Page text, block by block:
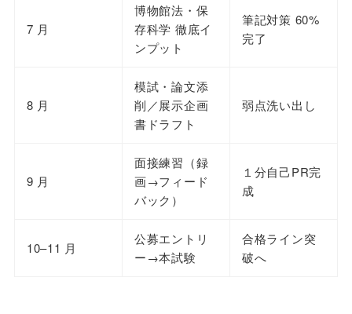
7 月
博物館法・保
存科学 徹底イ
ンプット
筆記対策 60%
完了
8 月
模試・論文添
削／展示企画
書ドラフト
弱点洗い出し
9 月
面接練習（録
画→フィード
バック）
１分自己PR完
成
10–11 月
公募エントリ
ー→本試験
合格ライン突
破へ